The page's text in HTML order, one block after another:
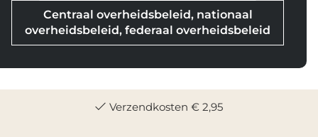
Centraal overheidsbeleid, nationaal
overheidsbeleid, federaal overheidsbeleid
Verzendkosten € 2,95